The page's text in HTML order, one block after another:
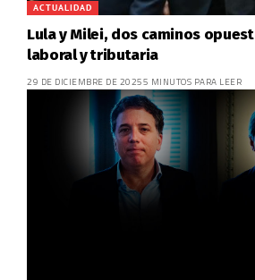
ACTUALIDAD
Lula y Milei, dos caminos
laboral y tributaria
29 DE DICIEMBRE DE 20255 MINUTOS PARA LEER